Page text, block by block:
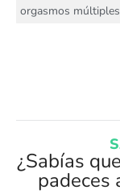
orgasmos múltiples
¿Sabías
padeces